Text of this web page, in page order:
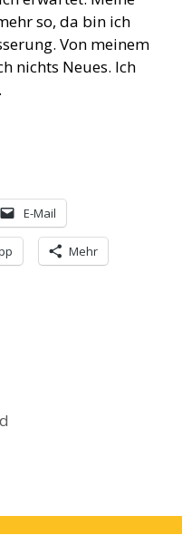
so, da bin ich
Von meinem
nichts Neues. Ich
E-Mail
Mehr